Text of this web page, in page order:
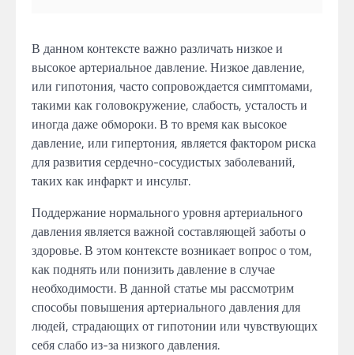
В данном контексте важно различать низкое и
высокое артериальное давление. Низкое давление,
или гипотония, часто сопровождается симптомами,
такими как головокружение, слабость, усталость и
иногда даже обмороки. В то время как высокое
давление, или гипертония, является фактором риска
для развития сердечно-сосудистых заболеваний,
таких как инфаркт и инсульт.
Поддержание нормального уровня артериального
давления является важной составляющей заботы о
здоровье. В этом контексте возникает вопрос о том,
как поднять или понизить давление в случае
необходимости. В данной статье мы рассмотрим
способы повышения артериального давления для
людей, страдающих от гипотонии или чувствующих
себя слабо из-за низкого давления.